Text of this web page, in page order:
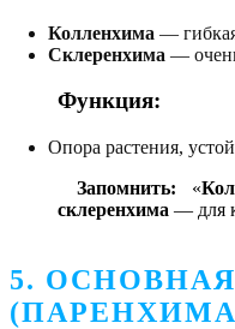
Колленхима —
Склеренхима —
Функция:
Опора растения,
Запомнить: «
склеренхима — для
5.